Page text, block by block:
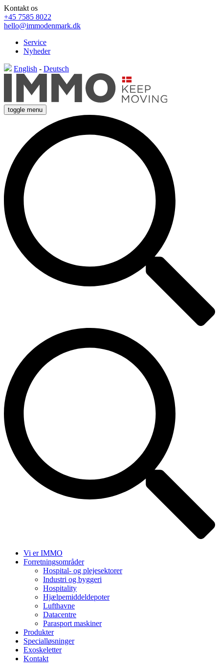
Kontakt os
+45 7585 8022
hello@immodenmark.dk
Service
Nyheder
English - Deutsch
toggle menu
Vi er IMMO
Forretningsområder
Hospital- og plejesektorer
Industri og byggeri
Hospitality
Hjælpemiddeldepoter
Lufthavne
Datacentre
Parasport maskiner
Produkter
Specialløsninger
Exoskeletter
Kontakt